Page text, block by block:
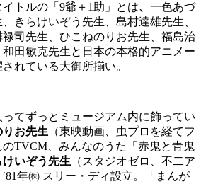
イトルの「9爺＋1助」とは、 一色あづ
きらけいぞう先生、島村達雄先生、
司先生、ひこねのりお先生、福島治
田敏克先生と日本の本格的アニメー
れている大御所揃い。
ってずっとミュージアム内に飾ってい
お先生 （東映動画、虫プロを経てフ
のTVCM、みんなのうた「赤鬼と青鬼
けいぞう先生 （スタジオゼロ、不二ア
年㈱ スリー・ディ設立。「まんが